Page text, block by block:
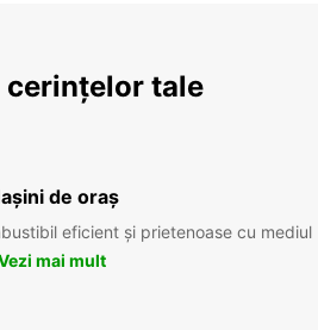
tale
de oraș
eficient și prietenoase cu mediul
mai mult